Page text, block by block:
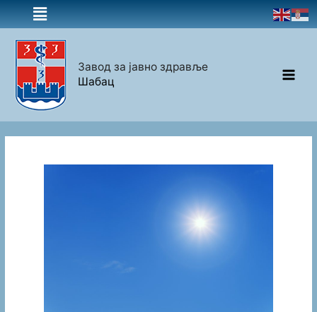
Завод за јавно здравље
Шабац